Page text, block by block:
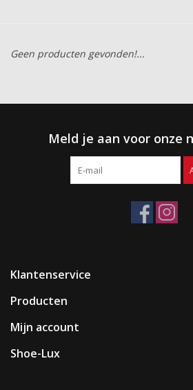
Geen producten gevonden!...
Meld je aan voor onze
Klantenservice
Producten
Mijn account
Shoe-Lux